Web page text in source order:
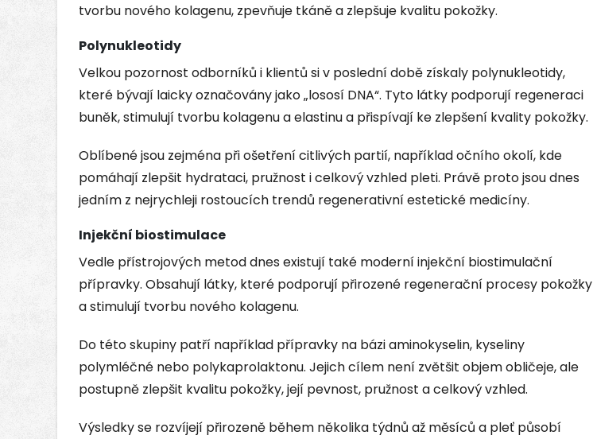
tvorbu nového kolagenu, zpevňuje tkáně a zlepšuje kvalitu pokožky.
Polynukleotidy
Velkou pozornost odborníků i klientů si v poslední době získaly polynukleotidy,
které bývají laicky označovány jako „lososí DNA“. Tyto látky podporují regeneraci
buněk, stimulují tvorbu kolagenu a elastinu a přispívají ke zlepšení kvality pokožky.
Oblíbené jsou zejména při ošetření citlivých partií, například očního okolí, kde
pomáhají zlepšit hydrataci, pružnost i celkový vzhled pleti. Právě proto jsou dnes
jedním z nejrychleji rostoucích trendů regenerativní estetické medicíny.
Injekční biostimulace
Vedle přístrojových metod dnes existují také moderní injekční biostimulační
přípravky. Obsahují látky, které podporují přirozené regenerační procesy pokožky
a stimulují tvorbu nového kolagenu.
Do této skupiny patří například přípravky na bázi aminokyselin, kyseliny
polymléčné nebo polykaprolaktonu. Jejich cílem není zvětšit objem obličeje, ale
postupně zlepšit kvalitu pokožky, její pevnost, pružnost a celkový vzhled.
Výsledky se rozvíjejí přirozeně během několika týdnů až měsíců a pleť působí